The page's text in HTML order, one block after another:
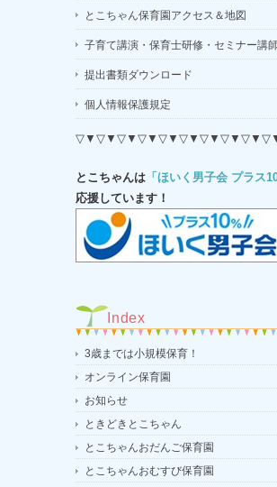
とこちゃん保育園アクセス＆地図
子育て講演・保育士研修・セミナー講
提出書類ダウンロード
個人情報保護規定
とこちゃんは 「ほいく男子会 プラス10
応援しています！
Index
3歳までは小規模保育！
オンライン保育園
お知らせ
ときどきとこちゃん
とこちゃんおだんご保育園
とこちゃんおむすび保育園